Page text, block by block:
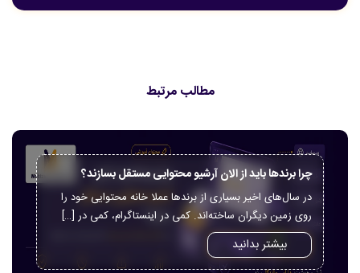
مطالب مرتبط
چرا برندها باید از الان آرشیو محتوایی مستقل بسازند؟
در سال‌های اخیر بسیاری از برندها عملا خانه محتوایی خود را
روی زمین دیگران ساخته‌اند. کمی در اینستاگرام، کمی در […]
بیشتر بدانید